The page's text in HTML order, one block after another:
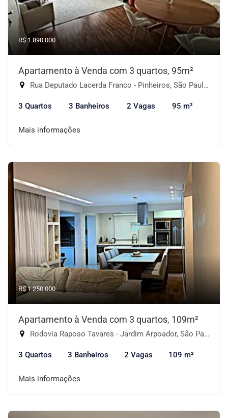
R$ 1.890.000
Apartamento à Venda com 3 quartos, 95m²
Rua Deputado Lacerda Franco - Pinheiros, São Paulo-SP
3 Quartos 3 Banheiros 2 Vagas 95 m²
Mais informações
R$ 1.250.000
Apartamento à Venda com 3 quartos, 109m²
Rodovia Raposo Tavares - Jardim Arpoador, São Paulo-SP
3 Quartos 3 Banheiros 2 Vagas 109 m²
Mais informações